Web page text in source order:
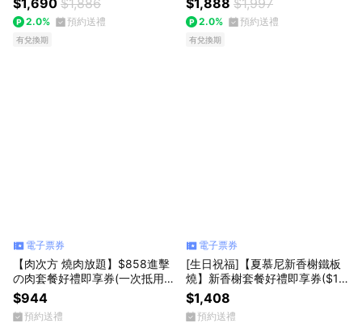
2.0% 預約送禮
有兌換期
2.0% 預約送禮
有兌換期
電子票券
【肉次方 燒肉放題】$858進擊
の肉套餐好禮即享券(一次抵用)
(限內用)
$944
預約送禮
電子票券
[生日祝福]【夏慕尼新香榭鐵板
燒】新香榭套餐好禮即享券($14
08)(一次抵用)(限內用)
$1,408
預約送禮